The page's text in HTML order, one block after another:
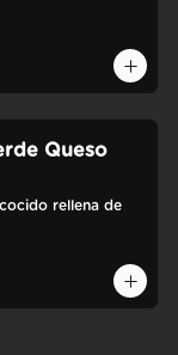
Queso
rellena de